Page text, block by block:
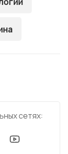
сетях: